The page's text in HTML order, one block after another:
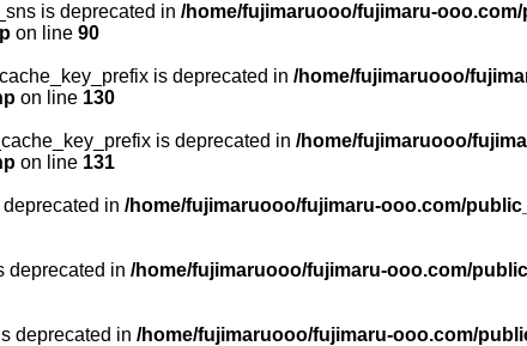
is deprecated in /home/fujimaruooo/fujimaru-
on line 90
is deprecated in /home/fujimaruooo/
on line 130
is deprecated in /home/fujimaruooo/
on line 131
in /home/fujimaruooo/fujimaru-ooo.com/
deprecated in /home/fujimaruooo/fujimaru-ooo.com/
deprecated in /home/fujimaruooo/fujimaru-ooo.com/